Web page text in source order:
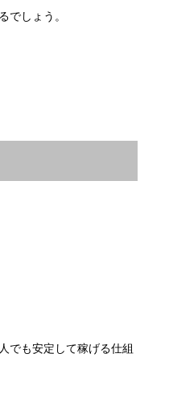
でしょう。
でも安定して稼げる仕組